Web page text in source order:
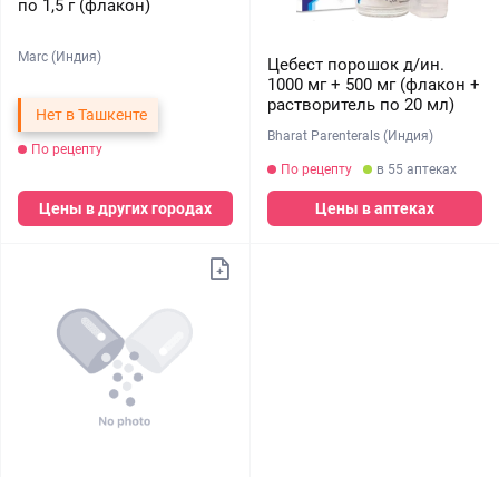
по 1,5 г (флакон)
Marc (Индия)
Нет в Ташкенте
По рецепту
Цены в других городах
Цебест порошок д/ин.
1000 мг + 500 мг (флакон +
растворитель по 20 мл)
Bharat Parenterals (Индия)
По рецепту в 55 аптеках
Цены в аптеках